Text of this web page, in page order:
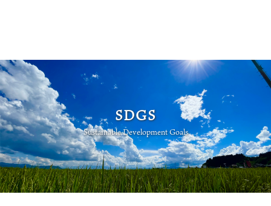
SDGS
Sustainable Development Goals